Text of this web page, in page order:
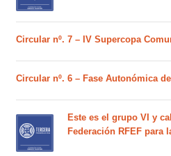
Circular nº. 7 – IV Supercopa
Circular nº. 6 – Fase Autonómica
Este es el grupo VI y
Federación RFEF para